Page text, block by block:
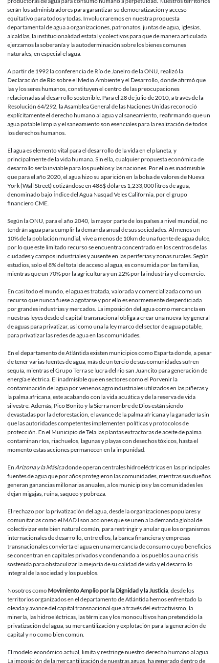
serán los administradores para garantizar su democratización y acceso
equitativo para todos y todas. Involucraremos en nuestra propuesta
departamental de agua a organizaciones, patronatos, juntas de agua, iglesias,
alcaldías, la institucionalidad estatal y colectivos para que de manera articulada
ejerzamos la soberanía y la autoderminación sobre los bienes comunes
naturales, en especial el agua.
A partir de 1992 la conferencia de Río de Janeiro de la ONU, realizó la
Declaración de Río sobre el Medio Ambiente y el Desarrollo, donde afirmó que
las y los seres humanos, constituyen el centro de las preocupaciones
relacionadas al desarrollo sostenible. Para el 28 de julio de 2010, a través de la
Resolución 64/292, la Asamblea General de las Naciones Unidas reconoció
explícitamente el derecho humano al agua y al saneamiento, reafirmando que un
agua potable limpia y el saneamiento son esenciales para la realización de todos
los derechos humanos.
El agua es elemento vital para el desarrollo de la vida en el planeta, y
principalmente de la vida humana. Sin ella, cualquier propuesta económica de
desarrollo sería inviable para los pueblos y las naciones. Por ello es inadmisible
que para el año 2020, el agua hizo su aparición en la bolsa de valores de Nueva
York (Wall Street) cotizándose en 486$ dólares 1,233,000 litros de agua,
denominado bajo Índice del Agua Nasqad Veles California, por el grupo
financiero CME.
Según la ONU, para el año 2040, la mayor parte de los países a nivel mundial, no
tendrán agua para cumplir la demanda anual de sus sociedades. Al menos un
10% de la población mundial, vive a menos de 10km de una fuente de agua dulce,
por lo que este limitado recurso se encuentra concentrado en los centros de las
ciudades y campos industriales y ausente en las periferias y zonas rurales. Según
estudios, solo el 8% del total de acceso al agua, es consumida por las familias,
mientras que un 70% por la agricultura y un 22% por la industria y el comercio.
En casi todo el mundo, el agua es tratada, valorada y comercializada como un
recurso que nunca fuese a agotarse y por ello es enormemente desperdiciada
por grandes industrias y mercados. La imposición del agua como mercancía en
nuestras leyes desde el capital transnacional obliga a crear una nueva ley general
de aguas para privatizar, así como una la ley marco del sector de agua potable,
para privatizar las redes de agua en las comunidades.
En el departamento de Atlántida existen municipios como Esparta donde, a pesar
de tener varias fuentes de agua, más de un tercio de sus comunidades sufren
sequía, mientras el Grupo Terra se lucra del rio san Juancito para generación de
energía eléctrica. El inadmisible que en sectores como el Porvenir la
contaminación del agua por venenos agroindustriales utilizados en las piñeras y
la palma africana, este acabando con la vida acuática y de la reserva de vida
silvestre. Además, Pico Bonito y la Sierra nombre de Dios están siendo
devastadas por la deforestación, el avance de la palma africana y la ganadería sin
que las autoridades competentes implementen políticas y protocolos de
protección. En el Municipio de Tela las plantas extractoras de aceite de palma
contaminan ríos, riachuelos, lagunas y playas con desechos tóxicos, hasta el
momento estas acciones permanecen en la impunidad.
En Arizona y la Másicadonde operan centrales hidroeléctricas en las principales
fuentes de agua que por años protegieron las comunidades, mientras sus dueños
generan ganancias millonarias anuales, a los municipios y las comunidades les
dejan migajas, ruina, saqueo y pobreza.
El rechazo por la privatización del agua, desde la organizaciones populares y
comunitarias como el MADJ son acciones que se unen a la demanda global de
colectivizar este bien natural común, para restringir y anular que los organismos
internacionales de desarrollo, entre ellos, la banca financiera y empresas
transnacionales convierta el agua en una mercancía de consumo cuyo beneficios
se concentran en capitales privados y condenando a los pueblos a una crisis
sostenida para obstaculizar la mejoría de su calidad de vida y el desarrollo
integral de la sociedad y los pueblos.
Nosotros como Movimiento Amplio por la Dignidad y la Justicia , desde los
territorios organizados en el departamento de Atlántida hemos enfrentado la
oleada y avance del capital transnacional que a través del extractivismo, la
minería, las hidroeléctricas, las térmicas y los monocultivos han pretendido la
privatización del agua, su mercantilización y explotación para la generación de
capital y no como bien común.
El modelo económico actual, limita y restringe nuestro derecho humano al agua.
La imposición de la mercantilización de nuestras aguas, ha generado dentro de